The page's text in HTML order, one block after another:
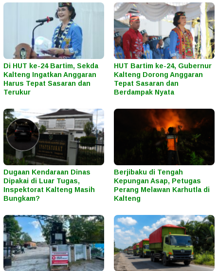
Di HUT ke-24 Bartim, Sekda
Kalteng Ingatkan Anggaran
Harus Tepat Sasaran dan
Terukur
HUT Bartim ke-24, Gubernur
Kalteng Dorong Anggaran
Tepat Sasaran dan
Berdampak Nyata
Dugaan Kendaraan Dinas
Dipakai di Luar Tugas,
Inspektorat Kalteng Masih
Bungkam?
Berjibaku di Tengah
Kepungan Asap, Petugas
Perang Melawan Karhutla di
Kalteng